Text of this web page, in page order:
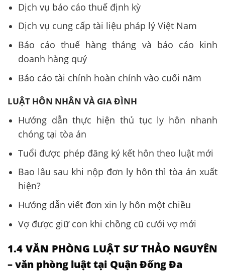
Dịch vụ báo cáo thuế định kỳ
Dịch vụ cung cấp tài liệu pháp lý Việt Nam
Báo cáo thuế hàng tháng và báo cáo kinh
doanh hàng quý
Báo cáo tài chính hoàn chỉnh vào cuối năm
LUẬT HÔN NHÂN VÀ GIA ĐÌNH
Hướng dẫn thực hiện thủ tục ly hôn nhanh
chóng tại tòa án
Tuổi được phép đăng ký kết hôn theo luật mới
Bao lâu sau khi nộp đơn ly hôn thì tòa án xuất
hiện?
Hướng dẫn viết đơn xin ly hôn một chiều
Vợ được giữ con khi chồng cũ cưới vợ mới
1.4 VĂN PHÒNG LUẬT SƯ THẢO NGUYÊN
– văn phòng luật tại Quận Đống Đa